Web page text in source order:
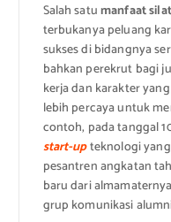
Salah satumanfaat
terbukanya peluang
sukses di bidangnya
bahkan perekrut bagi
kerja dan karakter
lebih percaya untuk
contoh, pada tanggal
start-upteknologi
pesantren angkatan
baru dari
grup komunikasi